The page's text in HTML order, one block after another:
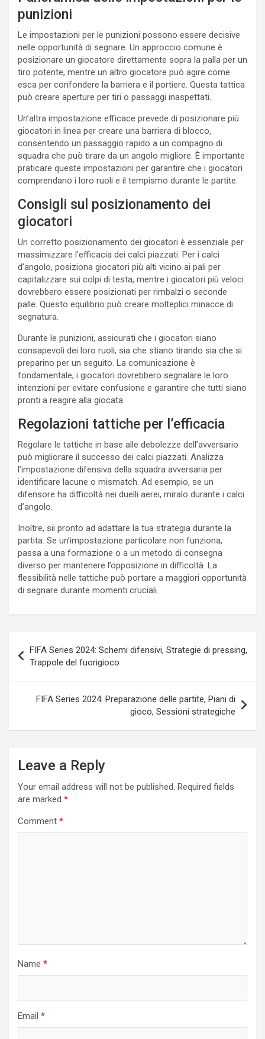
punizioni
Le impostazioni per le punizioni possono essere decisive
nelle opportunità di segnare. Un approccio comune è
posizionare un giocatore direttamente sopra la palla per un
tiro potente, mentre un altro giocatore può agire come
esca per confondere la barriera e il portiere. Questa tattica
può creare aperture per tiri o passaggi inaspettati.
Un’altra impostazione efficace prevede di posizionare più
giocatori in linea per creare una barriera di blocco,
consentendo un passaggio rapido a un compagno di
squadra che può tirare da un angolo migliore. È importante
praticare queste impostazioni per garantire che i giocatori
comprendano i loro ruoli e il tempismo durante le partite.
Consigli sul posizionamento dei
giocatori
Un corretto posizionamento dei giocatori è essenziale per
massimizzare l’efficacia dei calci piazzati. Per i calci
d’angolo, posiziona giocatori più alti vicino ai pali per
capitalizzare sui colpi di testa, mentre i giocatori più veloci
dovrebbero essere posizionati per rimbalzi o seconde
palle. Questo equilibrio può creare molteplici minacce di
segnatura.
Durante le punizioni, assicurati che i giocatori siano
consapevoli dei loro ruoli, sia che stiano tirando sia che si
preparino per un seguito. La comunicazione è
fondamentale; i giocatori dovrebbero segnalare le loro
intenzioni per evitare confusione e garantire che tutti siano
pronti a reagire alla giocata.
Regolazioni tattiche per l’efficacia
Regolare le tattiche in base alle debolezze dell’avversario
può migliorare il successo dei calci piazzati. Analizza
l’impostazione difensiva della squadra avversaria per
identificare lacune o mismatch. Ad esempio, se un
difensore ha difficoltà nei duelli aerei, miralo durante i calci
d’angolo.
Inoltre, sii pronto ad adattare la tua strategia durante la
partita. Se un’impostazione particolare non funziona,
passa a una formazione o a un metodo di consegna
diverso per mantenere l’opposizione in difficoltà. La
flessibilità nelle tattiche può portare a maggiori opportunità
di segnare durante momenti cruciali.
navigation
FIFA Series 2024: Schemi difensivi, Strategie di pressing,
Trappole del fuorigioco
FIFA Series 2024: Preparazione delle partite, Piani di
gioco, Sessioni strategiche
Leave a Reply
Your email address will not be published. Required fields
are marked *
Comment *
Name *
Email *